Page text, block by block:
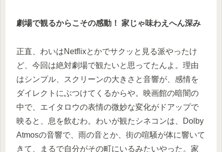
劇場で観るからこその感動！ 家じゃ味わえへん深み
正直、わいはNetflixとかでサクッと見る派やったけ
ど、今回は絶対劇場で観たいと思ってたんよ。理由
はシンプル、スクリーンの大きさと音響が、感情を
ダイレクトにぶつけてくるからや。映画館の暗闇の
中で、エイタロウの表情の微妙な変化がドアップで
映ると、息を飲むわ。わいが観たシネコンは、Dolby
Atmosの音響で、雨の音とか、街の喧騒が体に響いて
きて、まるで自分がその町にいるみたいやった。家